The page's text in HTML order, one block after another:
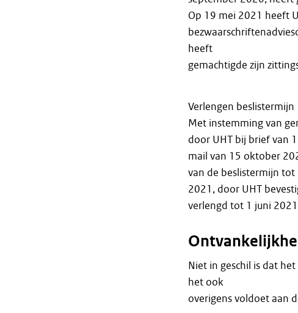
Op 19 mei 2021 heeft
heeft
gemachtigde zijn
Verlengen beslistermijn
Met instemming van
door UHT bij brief van
mail van 15 oktober
van de beslistermijn
2021, door UHT
verlengd tot 1 juni
Niet in geschil is dat
het ook
overigens voldoet aan